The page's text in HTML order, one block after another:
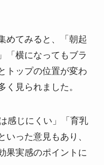
めてみると、「朝起
「横になってもブラ
トップの位置が変わ
く見られました。
感じにくい」「育乳
いった意見もあり、
果実感のポイントに